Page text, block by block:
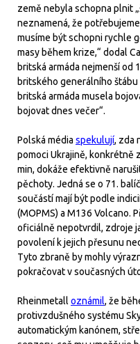
země nebyla schopna plnit
neznamená, že
musíme být schopni rychle
masy během krize,“ dodal
britská armáda nejmenší
britského generálního
britská armáda musela
bojovat dnes večer“.
Polská média spekulují, zda
pomoci Ukrajině, konkrétně
min, dokáže efektivně
pěchoty. Jedná se o 71.
součástí mají být podle
(MOPMS) a M136 Volcano.
oficiálně nepotvrdil, zdroje
povolení k jejich přesunu
Tyto zbraně by mohly
pokračovat v současných
Rheinmetall oznámil, že
protivzdušného systému
automatickým kanónem,